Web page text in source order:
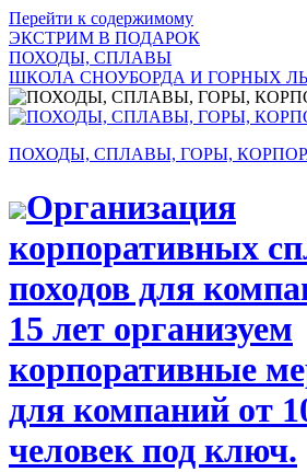
Перейти к содержимому
ЭКСТРИМ В ПОДАРОК
ПОХОДЫ, СПЛАВЫ
ШКОЛА СНОУБОРДА И ГОРНЫХ
ПОХОДЫ, СПЛАВЫ, ГОРЫ,
Организация
корпоративных
походов для
15 лет организуем
корпоративные
для компаний от
человек под ключ.